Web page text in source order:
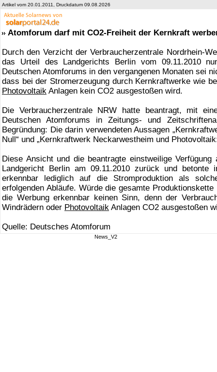
Artikel vom 20.01.2011, Druckdatum 09.08.2026
Atomforum darf mit CO2-Freiheit der Kernkraft
Durch den Verzicht der Verbraucherzentrale Nordrhein-
das Urteil des Landgerichts Berlin vom 09.11.2010
Deutschen Atomforums in den vergangenen Monaten sei
dass bei der Stromerzeugung durch Kernkraftwerke wie
Photovoltaik Anlagen kein CO2 ausgestoßen wird.
Die Verbraucherzentrale NRW hatte beantragt, mit
Deutschen Atomforums in Zeitungs- und
Begründung: Die darin verwendeten Aussagen
Null“ und „Kernkraftwerk Neckarwestheim und
Diese Ansicht und die beantragte einstweilige
Landgericht Berlin am 09.11.2010 zurück und
erkennbar lediglich auf die Stromproduktion als
erfolgenden Abläufe. Würde die gesamte
die Werbung erkennbar keinen Sinn, denn der
Windrädern oder Photovoltaik Anlagen CO2 ausgestoßen
Quelle: Deutsches Atomforum
News_V2